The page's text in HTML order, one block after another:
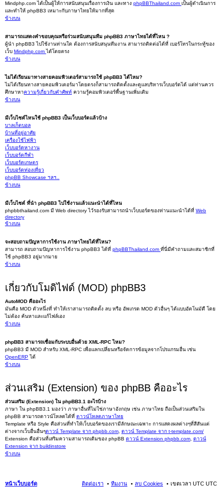
Mindphp.com ได้เป็นผู้ให้การสนับสนุนเรื่องการเงิน และทาง phpBBThailand.com เป็นผู้ดำเนินการ
และทำให้ phpBB3 เหมาะกับภาษาไทยให้มากที่สุด
ข้างบน
สามารถแสดงคำขอบคุณหรือร่วมสนับสนุนทีม phpBB3 ภาษาไทยได้ที่ไหน ?
ผู้นำ phpBB3 ไปใช้งานท่านใด ต้องการสนับสนุนทีมงาน สามารถติดต่อได้ที่ เบอร์โทรในกระทู้ของ
เว็บ Mindphp.comได้โดยตรง
ข้างบน
ไม่ได้เรียนมาทางสายคอมพิวเตอร์สามารถใช้ phpBB3 ได้ไหม?
ไม่ได้เรียนทางสายคอมพิวเตอร์มาโดยตรงก็สามารถติดตั้งและดูแลบริหารเว็บบอร์ดได้ แต่ท่านควร
ศึกษาหาความรู้เกี่ยวกับคำศัพท์ ความรู้คอมพิวเตอร์พื้นฐานเพิ่มเติม
ข้างบน
มีเว็บไซต์ไหนใช้ phpBB3 เป็นเว็บบอร์ดแล้วบ้าง
บาลเก็ตบอล
บ้านที่อยู่อาศัย
เครื่องใช้ไฟฟ้า
เว็บบอร์ดหางาน
เว็บบอร์ดกีฬา
เว็บบอร์ดเกษตร
เว็บบอร์ดท่องเที่ยว
phpBB Showcase ฯลฯ..
ข้างบน
มีเว็บไซต์ ที่นำ phpBB3 ไปใช้งานแล้วแนะนำได้ที่ไหน
phpbbthailand.com มี Web directory ไว้รองรับสามารถนำเว็บบอร์ดของท่านแนะนำได้ที่ Web
directory
ข้างบน
จะสอบถามปัญหาการใช้งาน ภาษาไทยได้ที่ไหน?
สามารถ สอบถามปัญหาการใช้งาน phpBB3 ได้ที่ phpBBThailand.com ที่นี่มีคำถามและสมาชิกที่
ใช้ phpBB3 อยู่มากมาย
ข้างบน
เกี่ยวกับโมดิไฟด์ (MOD) phpBB3
AutoMOD คืออะไร
มันคือ MOD ตัวหนึ่งที่ ทำให้เราสามารถติดตั้ง ลบ หรือ อัพเกรด MOD ตัวอื่นๆ ได้แบบอัตโนมัตื โดย
ไม่ต้อง ค้นหาและแก้ไฟล์เอง
ข้างบน
phpBB3 สามารถเชื่อมกับระบบอื่นด้วย XML-RPC ไหม?
phpBB3 มี MOD สำหรับ XML-RPC เพื่อแลกเปลี่ยนหรือจัดการข้อมูลจากโปรแกรมอื่น เช่น
OpenERPได้
ข้างบน
ส่วนเสริม (Extension) ของ phpBB คืออะไร
ส่วนเสริม (Extension) ใน phpBB3.1 อะไรบ้าง
ภาษา ใน phpBB3.1 มองว่า ภาษาอื่นที่ไม่ใช่ภาษาอังกฤษ เช่น ภาษาไทย ถือเป็นส่วนเสริมใน
phpBB สามารถดาวน์โหลดได้ที่ ดาวน์โหลดภาษาไทย
Template หรือ Style คือส่วนที่ทำให้เว็บบอร์ดของเรามีลักษณะเฉพาะ การแสดงผลต่างๆที่สีสันแต่
ต่างจากเว็บอื่นอื่นๆดาวน์ Template จาก phpbb.com ดาวน์ Template จาก t-template.com/
Extension คือส่วนที่เสริมความสามารถเดิมของ phpBB ดาวน์ Extension phpbb.com ดาวน์
Extension จาก buildinstore
ข้างบน
หน้าเว็บบอร์ด เขตเวลา UTC UTC
ลบ Cookies
ทีมงาน
ติดต่อเรา